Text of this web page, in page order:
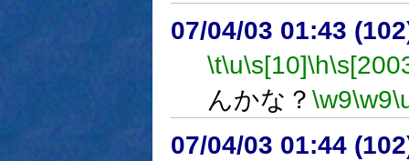
07/04/03 01:43
\t\u\s[10]\h
んかな？ \w9\w9
07/04/03 01:44